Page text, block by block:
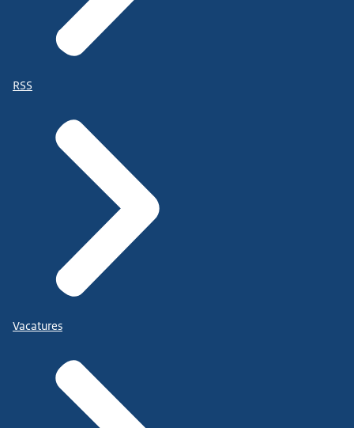
RSS
Vacatures